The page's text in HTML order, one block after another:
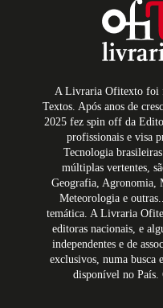
A Livraria Ofitexto foi
Textos. Após anos de
2025 fez spin off da
profissionais e visa
Tecnologia
múltiplas vertentes,
Geografia, Agronomia,
Meteorologia e
temática. A Livraria
editoras nacionais, e
independentes e de
exclusivos, numa busca
disponível no País.